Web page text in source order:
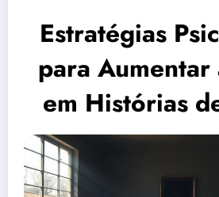
Estratégias
para Aumentar
em Histórias